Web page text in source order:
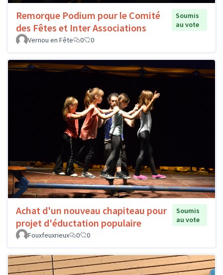
Remorque Podium pour le Comité
des Fêtes et Inter Associations
Soumis
au vote
Vernou en Fête
0 0
Achat d'un nouveau chapiteau pour
projet d'éductation populaire
Soumis
au vote
Fouxfeuxrieux
0 0